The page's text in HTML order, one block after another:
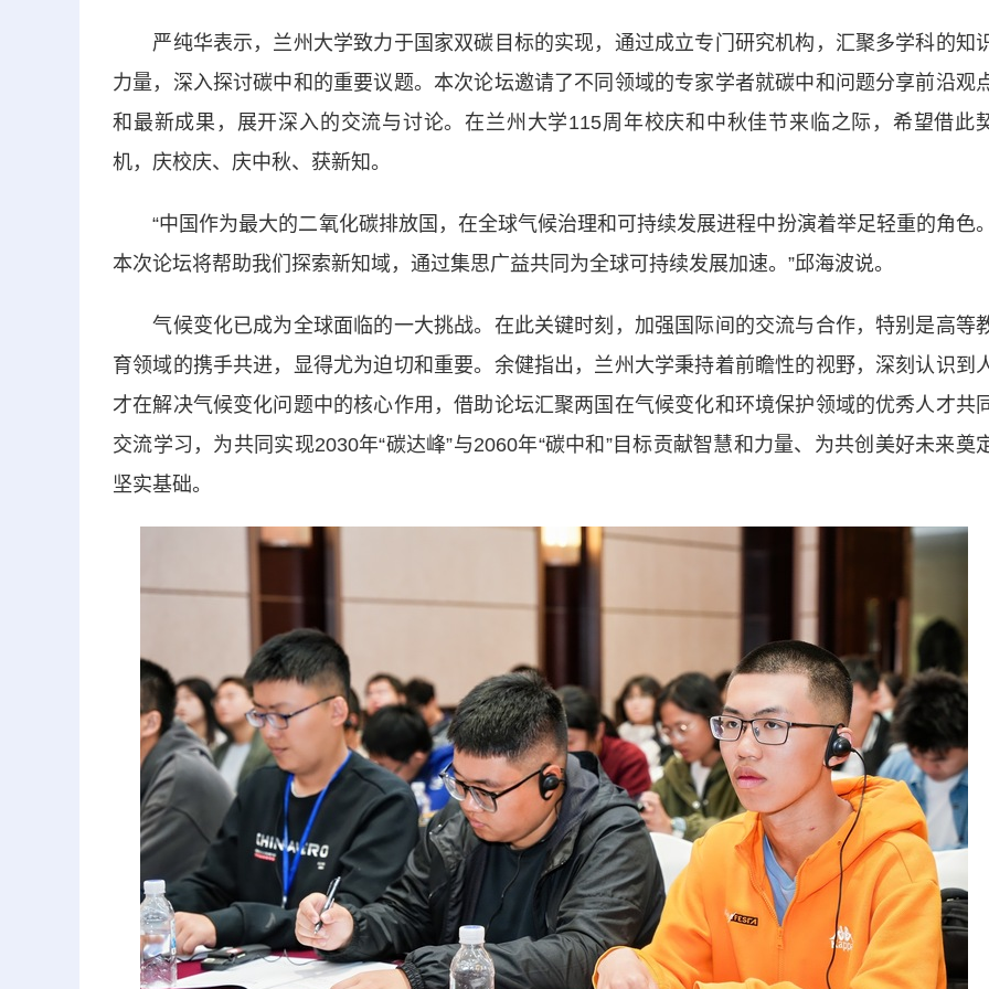
严纯华表示，兰州大学致力于国家双碳目标的实现，通过成立专门研究机构，汇聚多学科的知
力量，深入探讨碳中和的重要议题。本次论坛邀请了不同领域的专家学者就碳中和问题分享前沿观
和最新成果，展开深入的交流与讨论。在兰州大学115周年校庆和中秋佳节来临之际，希望借此
机，庆校庆、庆中秋、获新知。
“中国作为最大的二氧化碳排放国，在全球气候治理和可持续发展进程中扮演着举足轻重的角色。
本次论坛将帮助我们探索新知域，通过集思广益共同为全球可持续发展加速。”邱海波说。
气候变化已成为全球面临的一大挑战。在此关键时刻，加强国际间的交流与合作，特别是高等
育领域的携手共进，显得尤为迫切和重要。余健指出，兰州大学秉持着前瞻性的视野，深刻认识到
才在解决气候变化问题中的核心作用，借助论坛汇聚两国在气候变化和环境保护领域的优秀人才共
交流学习，为共同实现2030年“碳达峰”与2060年“碳中和”目标贡献智慧和力量、为共创美好未来奠
坚实基础。